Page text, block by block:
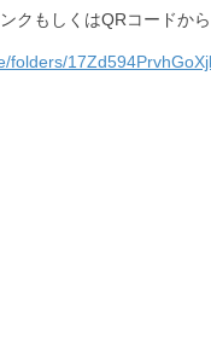
クもしくはQRコードから
folders/